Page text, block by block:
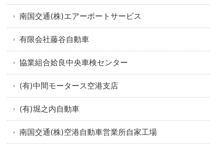
南国交通(株)エアーポートサービス
有限会社藤谷自動車
協業組合姶良中央車検センター
(有)中間モータース空港支店
(有)堀之内自動車
南国交通(株)空港自動車営業所自家工場